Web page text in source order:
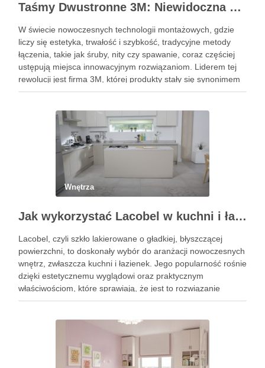
Taśmy Dwustronne 3M: Niewidoczna Siła Montażu dla Profesjonalistów i Domu
W świecie nowoczesnych technologii montażowych, gdzie
liczy się estetyka, trwałość i szybkość, tradycyjne metody
łączenia, takie jak śruby, nity czy spawanie, coraz częściej
ustępują miejsca innowacyjnym rozwiązaniom. Liderem tej
rewolucji jest firma 3M, której produkty stały się synonimem
niezawodności. W szczególności taśmy dwustronne 3m
Wnętrza
Jak wykorzystać Lacobel w kuchni i łazience?
Lacobel, czyli szkło lakierowane o gładkiej, błyszczącej
powierzchni, to doskonały wybór do aranżacji nowoczesnych
wnętrz, zwłaszcza kuchni i łazienek. Jego popularność rośnie
dzięki estetycznemu wyglądowi oraz praktycznym
właściwościom, które sprawiają, że jest to rozwiązanie
wyjątkowo trwałe i łatwe w utrzymaniu. W kuchniach Lacobel